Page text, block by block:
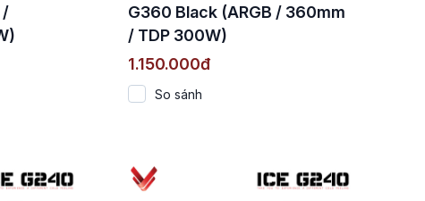
/
G360 Black (ARGB / 360mm
/ TDP 300W)
1.150.000đ
So sánh